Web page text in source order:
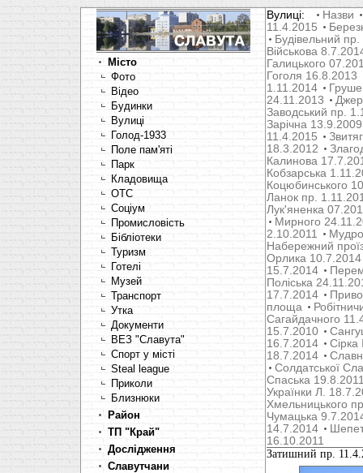
Місто
Фото
Відео
Будинки
Вулиці
Голод-1933
Поле пам'яті
Парк
Кладовища
OTC
Соціум
Промисловість
Бібліотеки
Туризм
Готелі
Музей
Транспорт
Утка
Документи
ВЕЗ "Славута"
Спорт у місті
Steal league
Приколи
Близнюки
Район
ТП "Край"
Дослідження
Славутчани
Вулиці:
Назви
11.4.2015
Будівельний
Військова
Галицького
Гоголя 16.8.2013
1.11.2014
24.11.2013
Заводський пр.
Зарічна 13.9.2009
11.4.2015
18.3.2012
Калинова
Кобзарська
Коцюбинського
Ланок пр.
Лук'яненка
Мирного
2.10.2011
Набережний
Орлика 10.7.2014
15.7.2014
Поліська
17.7.2014
площа
Сагайдачного
15.7.2010
16.7.2014
Сірка
18.7.2014
Солдатської
Cпаська
Українки Л.
Хмельницького
Чумацька
14.7.2014
16.10.2011
Затишний пр.